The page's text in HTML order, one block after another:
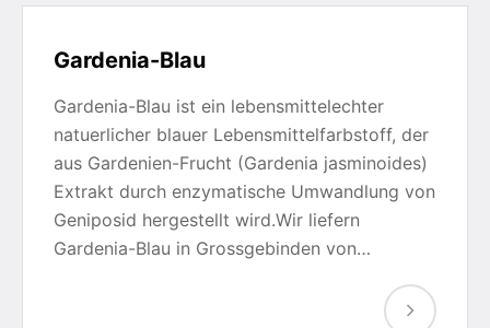
Gardenia-Blau
Gardenia-Blau ist ein lebensmittelechter
natuerlicher blauer Lebensmittelfarbstoff, der
aus Gardenien-Frucht (Gardenia jasminoides)
Extrakt durch enzymatische Umwandlung von
Geniposid hergestellt wird.Wir liefern
Gardenia-Blau in Grossgebinden von…